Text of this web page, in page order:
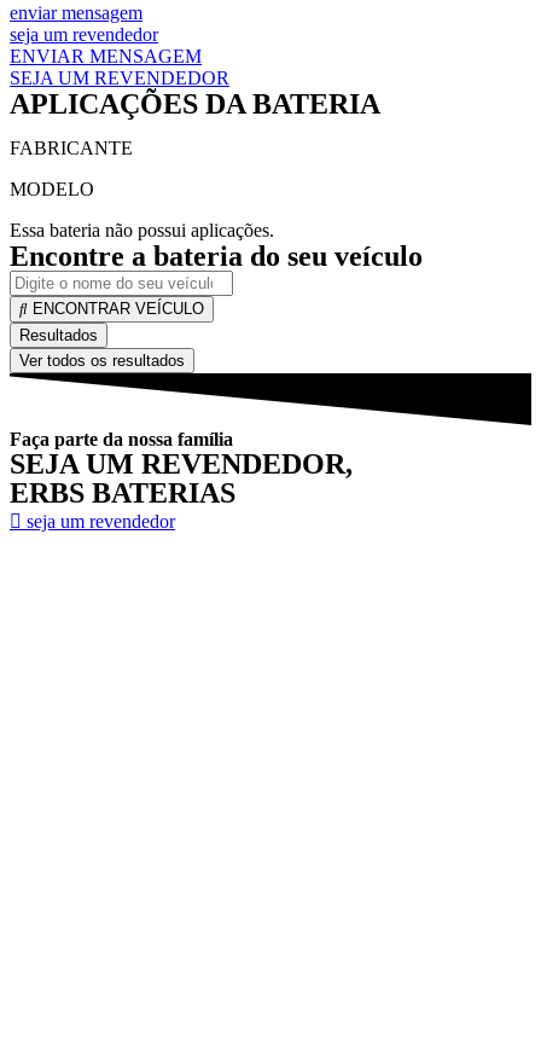
enviar mensagem
seja um revendedor
ENVIAR MENSAGEM
SEJA UM REVENDEDOR
APLICAÇÕES DA BATERIA
FABRICANTE
MODELO
Essa bateria não possui aplicações.
Encontre a bateria do seu veículo
ENCONTRAR VEÍCULO
Resultados
Ver todos os resultados
Faça parte da nossa família
SEJA UM REVENDEDOR,
ERBS BATERIAS
seja um revendedor